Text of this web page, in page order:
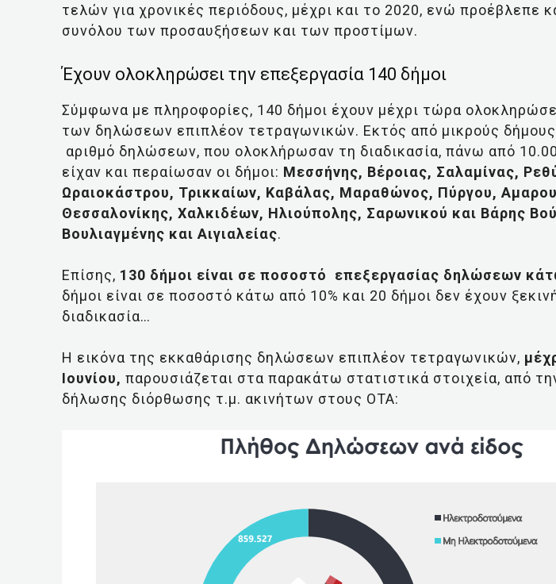
τελών για χρονικές περιόδους, μέχρι και το 2020, ενώ προέβλεπε
συνόλου των προσαυξήσεων και των προστίμων.
Έχουν ολοκληρώσει την επεξεργασία 140 δήμοι
Σύμφωνα με πληροφορίες, 140 δήμοι έχουν μέχρι τώρα
των δηλώσεων επιπλέον τετραγωνικών. Εκτός από μικρούς δήμους
αριθμό δηλώσεων, που ολοκλήρωσαν τη διαδικασία, πάνω από
είχαν και περαίωσαν οι δήμοι: Μεσσήνης, Βέροιας, Σαλαμίνας,
Ωραιοκάστρου, Τρικκαίων, Καβάλας, Μαραθώνος, Πύργου,
Θεσσαλονίκης, Χαλκιδέων, Ηλιούπολης, Σαρωνικού και Βάρης
Βουλιαγμένης και Αιγιαλείας.
Επίσης, 130 δήμοι είναι σε ποσοστό επεξεργασίας δηλώσεων
δήμοι είναι σε ποσοστό κάτω από 10% και 20 δήμοι δεν έχουν
διαδικασία…
Η εικόνα της εκκαθάρισης δηλώσεων επιπλέον τετραγωνικών,
Ιουνίου, παρουσιάζεται στα παρακάτω στατιστικά στοιχεία, από
δήλωσης διόρθωσης τ.μ. ακινήτων στους ΟΤΑ: